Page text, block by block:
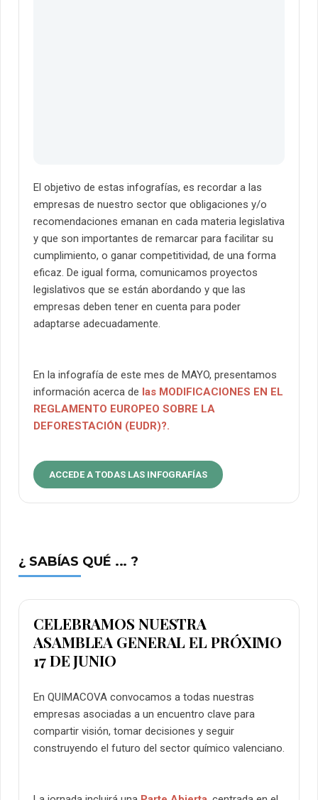
El objetivo de estas infografías, es recordar a las
empresas de nuestro sector que obligaciones y/o
recomendaciones emanan en cada materia legislativa
y que son importantes de remarcar para facilitar su
cumplimiento, o ganar competitividad, de una forma
eficaz. De igual forma, comunicamos proyectos
legislativos que se están abordando y que las
empresas deben tener en cuenta para poder
adaptarse adecuadamente.
En la infografía de este mes de MAYO, presentamos
información acerca de las MODIFICACIONES EN EL
REGLAMENTO EUROPEO SOBRE LA
DEFORESTACIÓN (EUDR)?.
ACCEDE A TODAS LAS INFOGRAFÍAS
¿ SABÍAS QUÉ ... ?
CELEBRAMOS NUESTRA
ASAMBLEA GENERAL EL PRÓXIMO
17 DE JUNIO
En QUIMACOVA convocamos a todas nuestras
empresas asociadas a un encuentro clave para
compartir visión, tomar decisiones y seguir
construyendo el futuro del sector químico valenciano.